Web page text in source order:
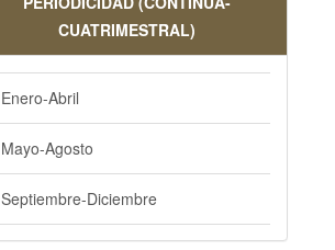
CUATRIMESTRAL)
Enero-Abril
Mayo-Agosto
Septiembre-Diciembre